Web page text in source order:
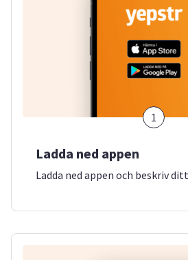
1
Ladda ned appen
Ladda ned appen och beskriv